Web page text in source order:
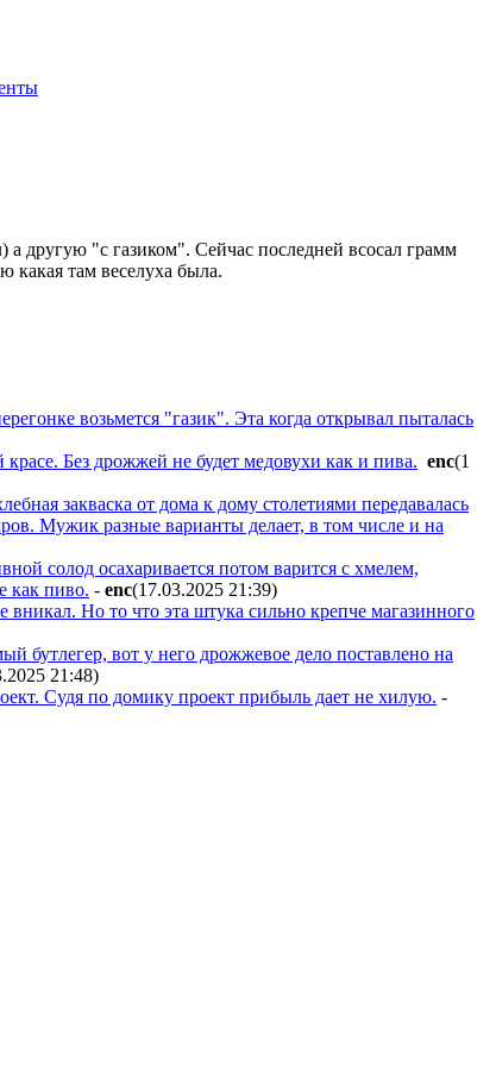
другую "с газиком". Сейчас последней всосал грамм
какая там веселуха была.
возьмется "газик". Эта когда открывал пыталась
Без дрожжей не будет медовухи как и пива. enc(1
закваска от дома к дому столетиями передавалась
Мужик разные варианты делает, в том числе и на
солод осахаривается потом варится с хмелем,
как пиво. - enc(17.03.2025 21:39)
Но то что эта штука сильно крепче магазинного
бутлегер, вот у него дрожжевое дело поставлено на
21:48)
Судя по домику проект прибыль дает не хилую. -